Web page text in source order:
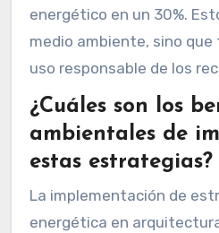
energético en un 30%.
medio ambiente, sino
uso responsable de los
¿Cuáles son los
ambientales de
estas estrategias?
La implementación de
energética en